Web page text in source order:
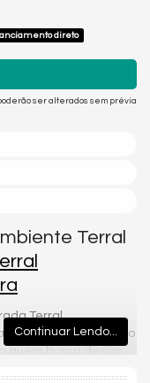
direto
ser alterados sem prévia
Terral
Terral
do premiado
quem busca design,
Continuar Lendo...